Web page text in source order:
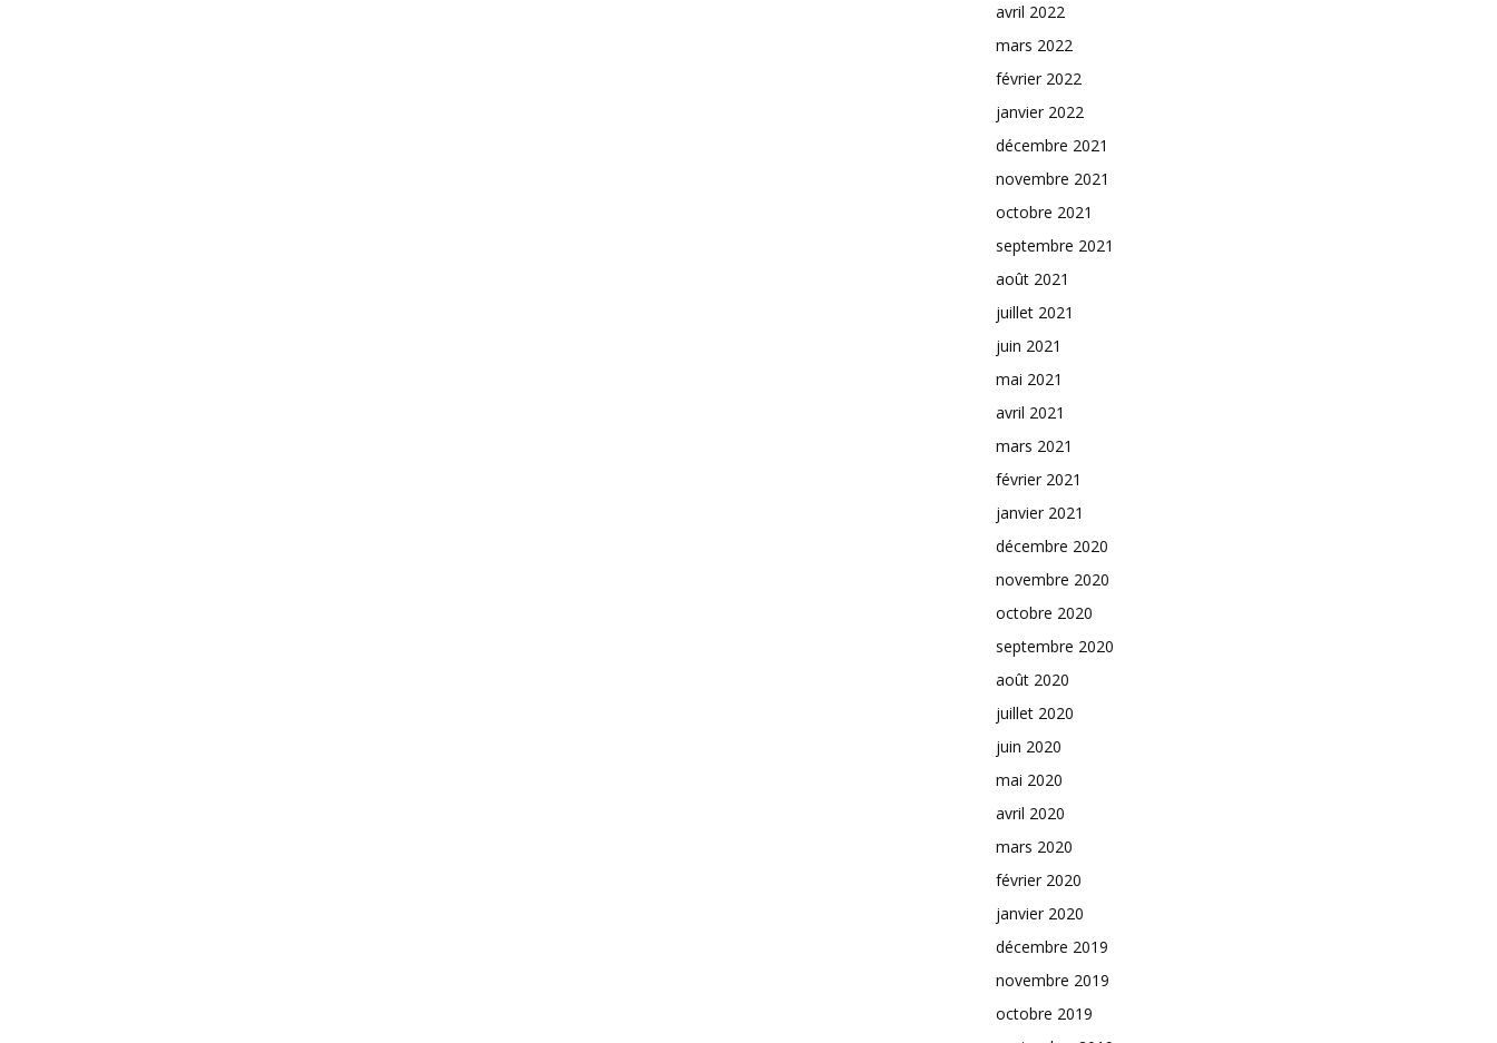
avril 2022
mars 2022
février 2022
janvier 2022
décembre 2021
novembre 2021
octobre 2021
septembre 2021
août 2021
juillet 2021
juin 2021
mai 2021
avril 2021
mars 2021
février 2021
janvier 2021
décembre 2020
novembre 2020
octobre 2020
septembre 2020
août 2020
juillet 2020
juin 2020
mai 2020
avril 2020
mars 2020
février 2020
janvier 2020
décembre 2019
novembre 2019
octobre 2019